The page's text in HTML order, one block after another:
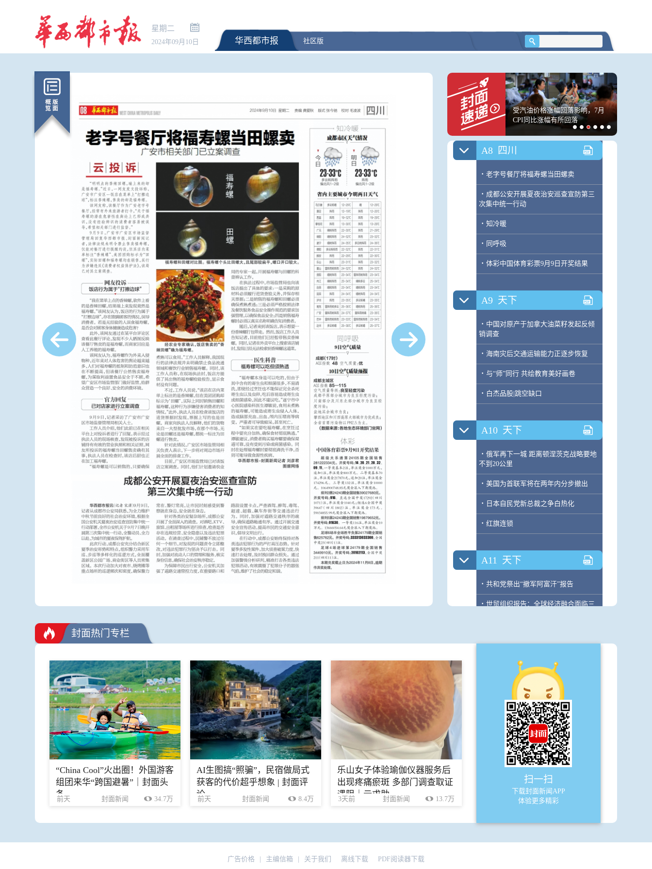
星期二
2024年09月10日 华西都市报 社区版
新生可提前20天预约购票！官方
指南请查收
暑期档票房超85亿 观影人次、放
映场次双创新高
王虹、邓煜获菲尔兹奖有何里程
碑意义？丘成桐答封面新闻
受汽油价格涨幅回落影响，7月
CPI同比涨幅有所回落
教
· 生活服务广告
A7 四川
· 成都再掀“金九银十”消费新风潮
A8 四川
· 老字号餐厅将福寿螺当田螺卖
· 成都公安开展夏夜治安巡查宣防第三
次集中统一行动
· 知冷暖
· 同呼吸
· 体彩中国体育彩票9月9日开奖结果
A9 天下
· 中国对原产于加拿大油菜籽发起反倾
销调查
· 海南灾后交通运输能力正逐步恢复
· 与“师”同行 共绘教育美好画卷
· 白杰品股|跳空缺口
A10 天下
· 俄军再下一城 距离顿涅茨克战略要地
不到20公里
· 美国为首联军将在两年内分步撤出
· 日本自民党新总裁之争白热化
· 红旗连锁
A11 天下
· 共和党祭出“撤军阿富汗”报告
· 世贸组织报告：全球经济融合面临三
九乘法表
定了！烤匠北京首店9月底营业 麻辣烤
鱼“扛把子”搅活千亿烤鱼市场
宽窄巷
悲凉色调下每个人都在积极生活
人文为本，宝马把“以驾驶员为核心”
玩儿明白了
少年派
· 2600多岁！四川最老“树王”在雅安
封面热门专栏
“China Cool”火出圈！外国游客
组团来华“跨国避暑”｜封面头
条
前天 封面新闻 34.7万
AI生图搞“照骗”，民宿做局式
获客的代价超乎想象 | 封面评
论
前天 封面新闻 8.4万
乐山女子体验瑜伽仪器服务后
出现疼痛瘀斑 多部门调查取证
遇阻｜云求助
3天前 封面新闻 13.7万
扫一扫
下载封面新闻APP
体验更多精彩
广告价格 主编信箱 关于我们 离线下载 PDF阅读器下载